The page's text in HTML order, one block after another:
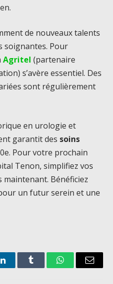
de nouveaux talents
soignantes. Pour
Agritel (partenaire
s’avère essentiel. Des
sont régulièrement
en urologie et
garantit des soins
Pour votre prochain
Tenon, simplifiez vos
maintenant. Bénéficiez
un futur serein et une
LinkedInTumblr WhatsAppEmail